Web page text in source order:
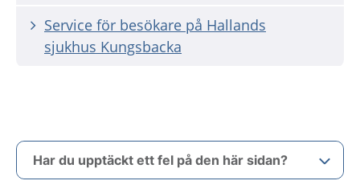
Service för besökare på Hallands
sjukhus Kungsbacka
Har du upptäckt ett fel på den här sidan?